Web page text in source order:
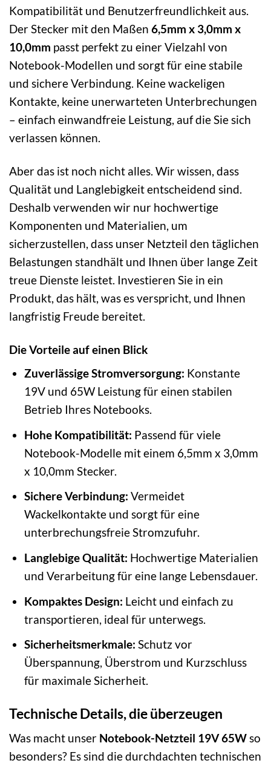
Kompatibilität und Benutzerfreundlichkeit aus.
Der Stecker mit den Maßen 6,5mm x 3,0mm x
10,0mm passt perfekt zu einer Vielzahl von
Notebook-Modellen und sorgt für eine stabile
und sichere Verbindung. Keine wackeligen
Kontakte, keine unerwarteten Unterbrechungen
– einfach einwandfreie Leistung, auf die Sie sich
verlassen können.
Aber das ist noch nicht alles. Wir wissen, dass
Qualität und Langlebigkeit entscheidend sind.
Deshalb verwenden wir nur hochwertige
Komponenten und Materialien, um
sicherzustellen, dass unser Netzteil den täglichen
Belastungen standhält und Ihnen über lange Zeit
treue Dienste leistet. Investieren Sie in ein
Produkt, das hält, was es verspricht, und Ihnen
langfristig Freude bereitet.
Die Vorteile auf einen Blick
Zuverlässige Stromversorgung: Konstante
19V und 65W Leistung für einen stabilen
Betrieb Ihres Notebooks.
Hohe Kompatibilität: Passend für viele
Notebook-Modelle mit einem 6,5mm x 3,0mm
x 10,0mm Stecker.
Sichere Verbindung: Vermeidet
Wackelkontakte und sorgt für eine
unterbrechungsfreie Stromzufuhr.
Langlebige Qualität: Hochwertige Materialien
und Verarbeitung für eine lange Lebensdauer.
Kompaktes Design: Leicht und einfach zu
transportieren, ideal für unterwegs.
Sicherheitsmerkmale: Schutz vor
Überspannung, Überstrom und Kurzschluss
für maximale Sicherheit.
Technische Details, die überzeugen
Was macht unser Notebook-Netzteil 19V 65Wso
besonders? Es sind die durchdachten technischen